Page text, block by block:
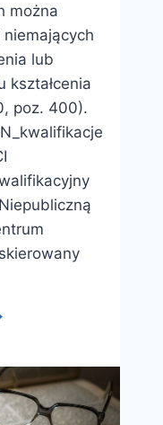
można
lub
kształcenia
poz. 400).